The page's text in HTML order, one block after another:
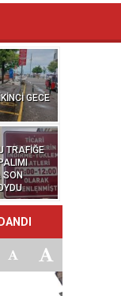
GECE
TRAFİĞE
SON